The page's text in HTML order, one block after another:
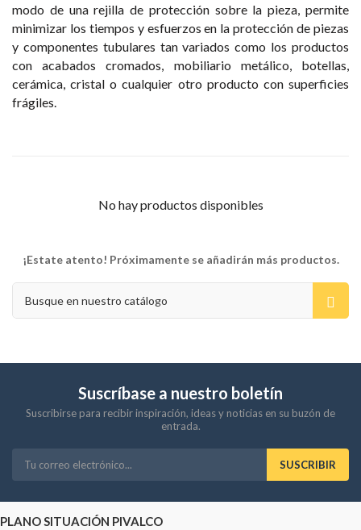
modo de una rejilla de protección sobre la pieza, permite
minimizar los tiempos y esfuerzos en la protección de piezas
y componentes tubulares tan variados como los productos
con acabados cromados, mobiliario metálico, botellas,
cerámica, cristal o cualquier otro producto con superficies
frágiles.
No hay productos disponibles
¡Estate atento! Próximamente se añadirán más productos.
Suscríbase a nuestro boletín
Suscribirse para recibir inspiración, ideas y noticias en su buzón de
entrada.
SUSCRIBIR
PLANO SITUACIÓN PIVALCO